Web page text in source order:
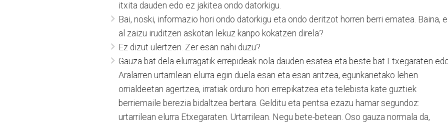
itxita dauden edo ez jakitea ondo datorkigu.
Bai, noski, informazio hori ondo datorkigu eta ondo deritzot horren berri ematea. Baina,
al zaizu iruditzen askotan lekuz kanpo kokatzen direla?
Ez dizut ulertzen. Zer esan nahi duzu?
Gauza bat dela elurragatik errepideak nola dauden esatea eta beste bat Etxegaraten
Aralarren urtarrilean elurra egin duela esan eta esan aritzea, egunkarietako lehen
orrialdeetan agertzea, irratiak orduro hori errepikatzea eta telebista kate guztiek
berriemaile berezia bidaltzea bertara. Gelditu eta pentsa ezazu hamar segundoz:
urtarrilean elurra Etxegaraten. Urtarrilean. Negu bete-betean. Oso gauza normala da,